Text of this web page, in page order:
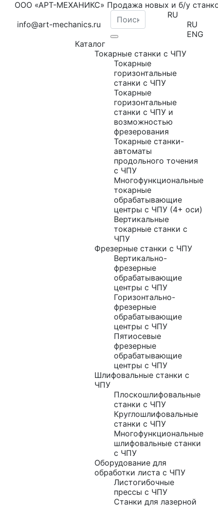
ООО «АРТ-МЕХАНИКС» Продажа новых и б/у
info@art-mechanics.ru
RU
RU
ENG
Каталог
Токарные станки с ЧПУ
Токарные
горизонтальные
станки с ЧПУ
Токарные
горизонтальные
станки с ЧПУ и
возможностью
фрезерования
Токарные станки-
автоматы
продольного точения
с ЧПУ
Многофункциональные
токарные
обрабатывающие
центры с ЧПУ (4+ оси)
Вертикальные
токарные станки с
ЧПУ
Фрезерные станки с ЧПУ
Вертикально-
фрезерные
обрабатывающие
центры с ЧПУ
Горизонтально-
фрезерные
обрабатывающие
центры с ЧПУ
Пятиосевые
фрезерные
обрабатывающие
центры с ЧПУ
Шлифовальные станки с
ЧПУ
Плоскошлифовальные
станки с ЧПУ
Круглошлифовальные
станки с ЧПУ
Многофункциональные
шлифовальные станки
с ЧПУ
Оборудование для
обработки листа с ЧПУ
Листогибочные
прессы с ЧПУ
Станки для лазерной